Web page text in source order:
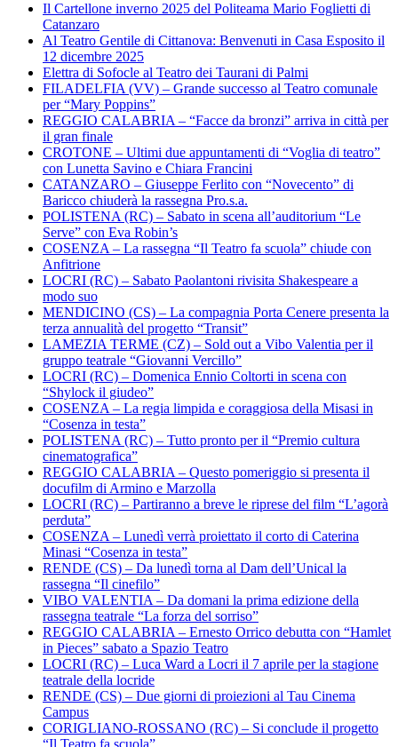
Il Cartellone inverno 2025 del Politeama Mario Foglietti di
Catanzaro
Al Teatro Gentile di Cittanova: Benvenuti in Casa Esposito il
12 dicembre 2025
Elettra di Sofocle al Teatro dei Taurani di Palmi
FILADELFIA (VV) – Grande successo al Teatro comunale
per “Mary Poppins”
REGGIO CALABRIA – “Facce da bronzi” arriva in città per
il gran finale
CROTONE – Ultimi due appuntamenti di “Voglia di teatro”
con Lunetta Savino e Chiara Francini
CATANZARO – Giuseppe Ferlito con “Novecento” di
Baricco chiuderà la rassegna Pro.s.a.
POLISTENA (RC) – Sabato in scena all’auditorium “Le
Serve” con Eva Robin’s
COSENZA – La rassegna “Il Teatro fa scuola” chiude con
Anfitrione
LOCRI (RC) – Sabato Paolantoni rivisita Shakespeare a
modo suo
MENDICINO (CS) – La compagnia Porta Cenere presenta la
terza annualità del progetto “Transit”
LAMEZIA TERME (CZ) – Sold out a Vibo Valentia per il
gruppo teatrale “Giovanni Vercillo”
LOCRI (RC) – Domenica Ennio Coltorti in scena con
“Shylock il giudeo”
COSENZA – La regia limpida e coraggiosa della Misasi in
“Cosenza in testa”
POLISTENA (RC) – Tutto pronto per il “Premio cultura
cinematografica”
REGGIO CALABRIA – Questo pomeriggio si presenta il
docufilm di Armino e Marzolla
LOCRI (RC) – Partiranno a breve le riprese del film “L’agorà
perduta”
COSENZA – Lunedì verrà proiettato il corto di Caterina
Minasi “Cosenza in testa”
RENDE (CS) – Da lunedì torna al Dam dell’Unical la
rassegna “Il cinefilo”
VIBO VALENTIA – Da domani la prima edizione della
rassegna teatrale “La forza del sorriso”
REGGIO CALABRIA – Ernesto Orrico debutta con “Hamlet
in Pieces” sabato a Spazio Teatro
LOCRI (RC) – Luca Ward a Locri il 7 aprile per la stagione
teatrale della locride
RENDE (CS) – Due giorni di proiezioni al Tau Cinema
Campus
CORIGLIANO-ROSSANO (RC) – Si conclude il progetto